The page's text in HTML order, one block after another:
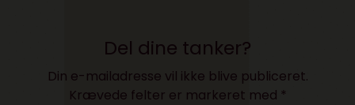
Del dine tanker?
Din e-mailadresse vil ikke blive publiceret.
Krævede felter er markeret med *